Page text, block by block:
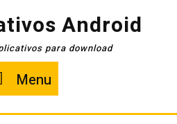
Android
para download
Menu